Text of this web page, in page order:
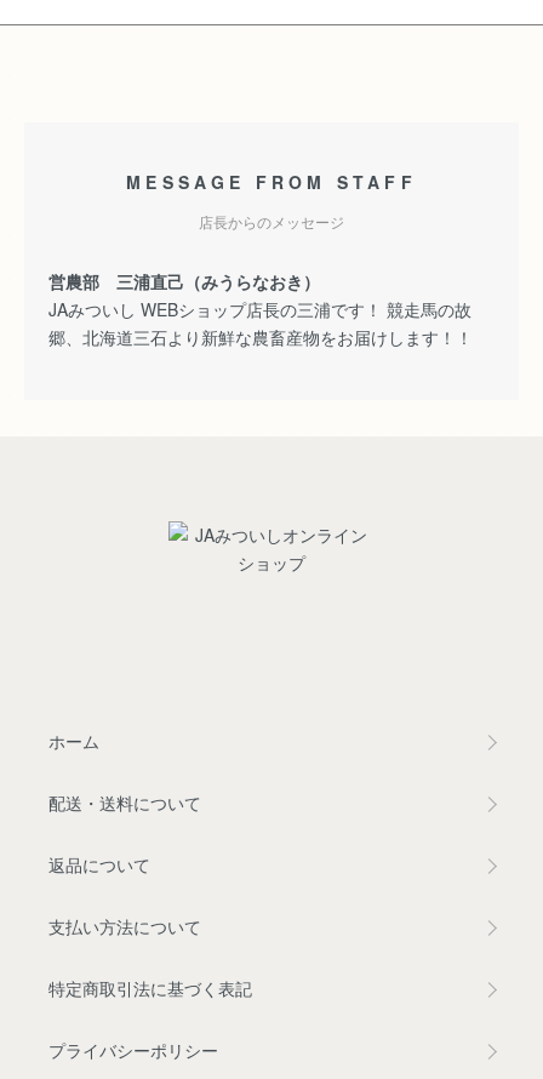
MESSAGE FROM STAFF
店長からのメッセージ
営農部 三浦直己（みうらなおき）
JAみついし WEBショップ店長の三浦です！ 競走馬の故
郷、北海道三石より新鮮な農畜産物をお届けします！！
ホーム
配送・送料について
返品について
支払い方法について
特定商取引法に基づく表記
プライバシーポリシー